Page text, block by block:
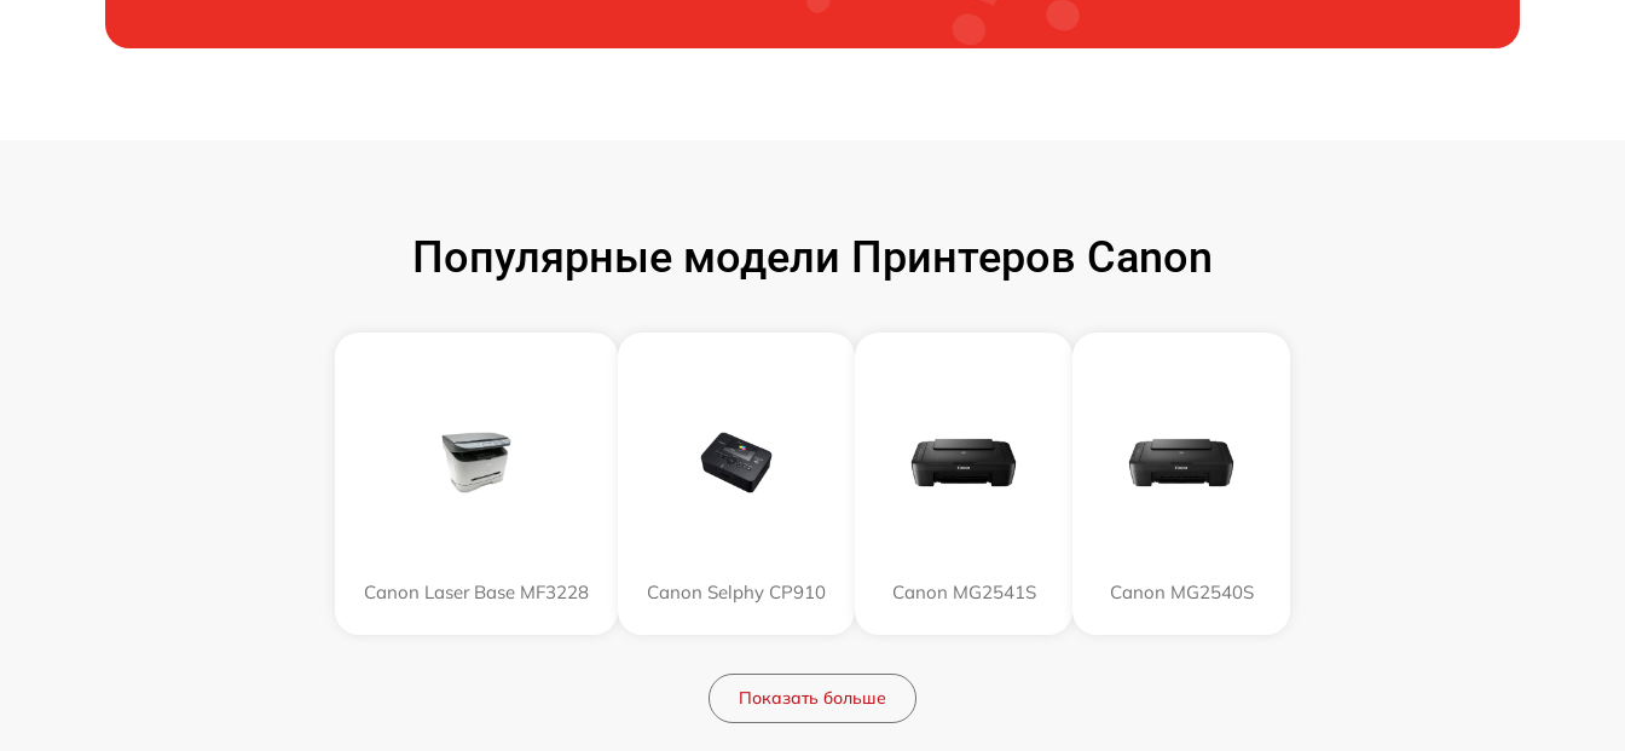
Популярные модели Принтеров Canon
Canon Laser Base MF3228 Canon Selphy CP910 Canon MG2541S Canon MG2540S
Показать больше